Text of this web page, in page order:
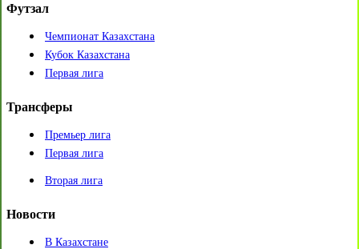
Футзал
Чемпионат Казахстана
Кубок Казахстана
Первая лига
Трансферы
Премьер лига
Первая лига
Вторая лига
Новости
В Казахстане